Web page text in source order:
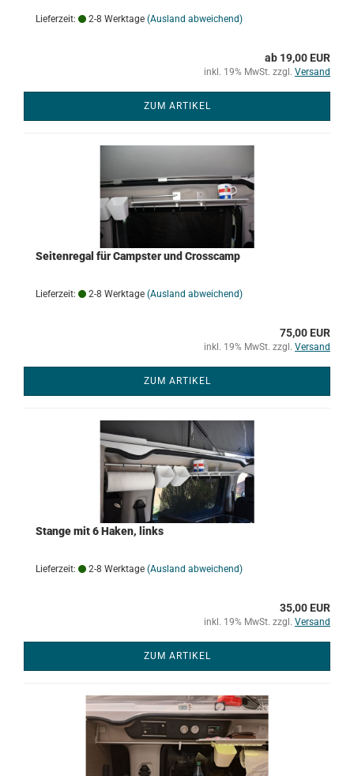
Lieferzeit: 2-8 Werktage (Ausland abweichend)
ab 19,00 EUR
inkl. 19% MwSt. zzgl. Versand
ZUM ARTIKEL
Seitenregal für Campster und Crosscamp
Lieferzeit: 2-8 Werktage (Ausland abweichend)
75,00 EUR
inkl. 19% MwSt. zzgl. Versand
ZUM ARTIKEL
Stange mit 6 Haken, links
Lieferzeit: 2-8 Werktage (Ausland abweichend)
35,00 EUR
inkl. 19% MwSt. zzgl. Versand
ZUM ARTIKEL